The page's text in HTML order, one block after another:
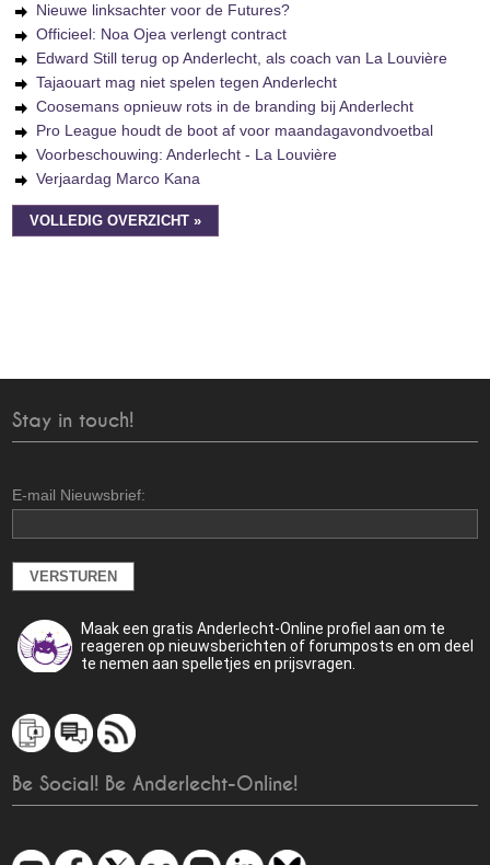
Nieuwe linksachter voor de Futures?
Officieel: Noa Ojea verlengt contract
Edward Still terug op Anderlecht, als coach van La Louvière
Tajaouart mag niet spelen tegen Anderlecht
Coosemans opnieuw rots in de branding bij Anderlecht
Pro League houdt de boot af voor maandagavondvoetbal
Voorbeschouwing: Anderlecht - La Louvière
Verjaardag Marco Kana
VOLLEDIG OVERZICHT »
Stay in touch!
E-mail Nieuwsbrief:
Maak een gratis Anderlecht-Online profiel aan om te
reageren op nieuwsberichten of forumposts en om deel
te nemen aan spelletjes en prijsvragen.
Be Social! Be Anderlecht-Online!